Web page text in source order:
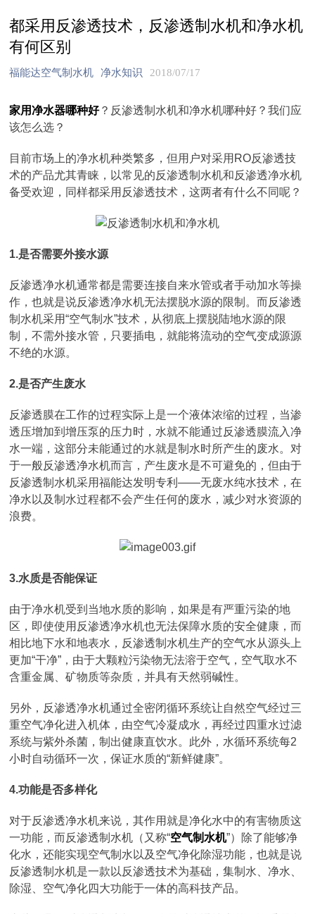
都采用反渗透技术，反渗透制水机和净水机
有何区别
福能达空气制水机 净水知识 2018/07/17
家用净水器哪种好？反渗透制水机和净水机哪种好？我们应
该怎么选？
目前市场上的净水机种类繁多，但用户对采用RO反渗透技
术的产品尤其青睐，以常见的反渗透制水机和反渗透净水机
备受欢迎，同样都采用反渗透技术，这两者有什么不同呢？
1.是否需要外接水源
反渗透净水机通常都是需要连接自来水管或者手动加水等操
作，也就是说反渗透净水机无法摆脱水源的限制。而反渗透
制水机采用“空气制水”技术，从彻底上摆脱陆地水源的限
制，不需外接水管，只要插电，就能将流动的空气变成源源
不绝的水源。
2.是否产生废水
反渗透膜在工作的过程实际上是一个液体浓缩的过程，当渗
透压增加到增压泵的压力时，水就不能通过反渗透膜流入净
水一端，这部分未能通过的水就是制水时所产生的废水。对
于一般反渗透净水机而言，产生废水是不可避免的，但由于
反渗透制水机采用福能达发明专利——无废水纯水技术，在
净水以及制水过程都不会产生任何的废水，减少对水资源的
浪费。
3.水质是否能保证
由于净水机受到当地水质的影响，如果是有严重污染的地
区，即使使用反渗透净水机也无法保障水质的安全健康，而
相比地下水和地表水，反渗透制水机生产的空气水从源头上
更加“干净”，由于大颗粒污染物无法溶于空气，空气取水不
含重金属、矿物质等杂质，并具有天然弱碱性。
另外，反渗透净水机通过全密闭循环系统让自然空气经过三
重空气净化进入机体，由空气冷凝成水，再经过四重水过滤
系统与紫外杀菌，制出健康直饮水。此外，水循环系统每2
小时自动循环一次，保证水质的“新鲜健康”。
4.功能是否多样化
对于反渗透净水机来说，其作用就是净化水中的有害物质这
一功能，而反渗透制水机（又称“空气制水机”）除了能够净
化水，还能实现空气制水以及空气净化除湿功能，也就是说
反渗透制水机是一款以反渗透技术为基础，集制水、净水、
除湿、空气净化四大功能于一体的高科技产品。